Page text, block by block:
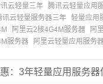
云轻量三年 腾讯云轻量应用
讯云轻量服务器三年 轻量应用
阿里云2核4G4M服务器
阿
服务器
阿里云轻量应用服务
：3年轻量应用服务器